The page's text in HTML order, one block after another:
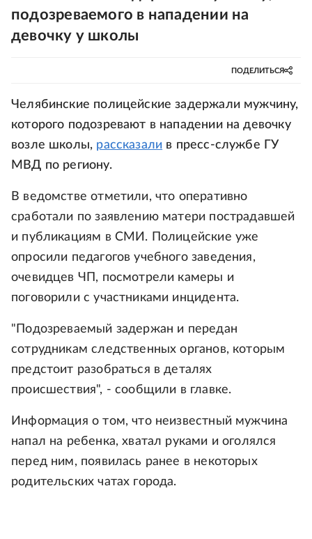
подозреваемого в нападении на
девочку у школы
ПОДЕЛИТЬСЯ
Челябинские полицейские задержали мужчину,
которого подозревают в нападении на девочку
возле школы, рассказали в пресс-службе ГУ
МВД по региону.
В ведомстве отметили, что оперативно
сработали по заявлению матери пострадавшей
и публикациям в СМИ. Полицейские уже
опросили педагогов учебного заведения,
очевидцев ЧП, посмотрели камеры и
поговорили с участниками инцидента.
"Подозреваемый задержан и передан
сотрудникам следственных органов, которым
предстоит разобраться в деталях
происшествия", - сообщили в главке.
Информация о том, что неизвестный мужчина
напал на ребенка, хватал руками и оголялся
перед ним, появилась ранее в некоторых
родительских чатах города.